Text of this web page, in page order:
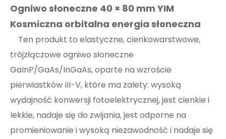
Ogniwo słoneczne 40 × 80 mm YIM
Kosmiczna orbitalna energia słoneczna
Ten produkt to elastyczne, cienkowarstwowe,
trójzłączowe ogniwo słoneczne
GaInP/GaAs/InGaAs, oparte na wzroście
pierwiastków III-V, które ma zalety: wysoką
wydajność konwersji fotoelektrycznej, jest cienkie i
lekkie, nadaje się do zwijania, jest odporne na
promieniowanie i wysoką niezawodność i nadaje się